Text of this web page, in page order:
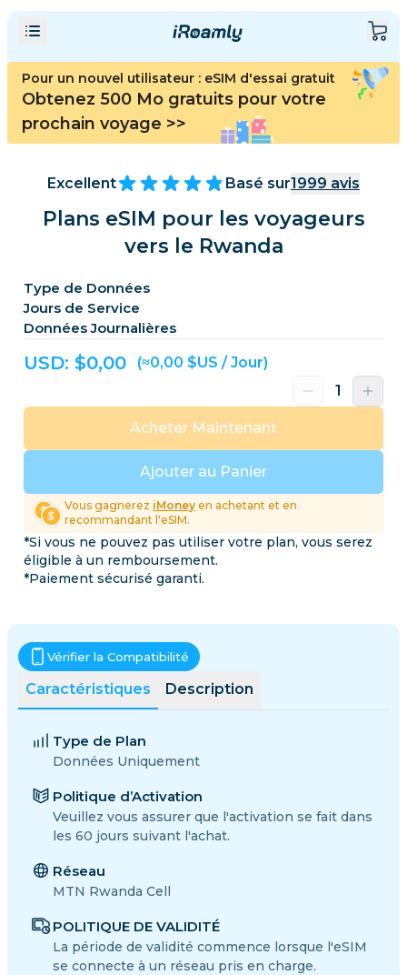
Pour un nouvel utilisateur : eSIM d'essai gratuit
Obtenez 500 Mo gratuits pour votre
prochain voyage >>
Excellent Basé sur1999 avis
Plans eSIM pour les voyageurs
vers le Rwanda
Type de Données
Jours de Service
Données Journalières
USD: $0,00 (≈0,00 $US / Jour)
Ajouter au Panier
Acheter Maintenant
Vous gagnerez iMoney en achetant et en
recommandant l'eSIM.
*Si vous ne pouvez pas utiliser votre plan, vous serez
éligible à un remboursement.
*Paiement sécurisé garanti.
Caractéristiques Description
Vérifier la Compatibilité
Type de Plan
Données Uniquement
Politique d’Activation
Veuillez vous assurer que l'activation se fait dans
les 60 jours suivant l'achat.
Réseau
MTN Rwanda Cell
POLITIQUE DE VALIDITÉ
La période de validité commence lorsque l'eSIM
se connecte à un réseau pris en charge.